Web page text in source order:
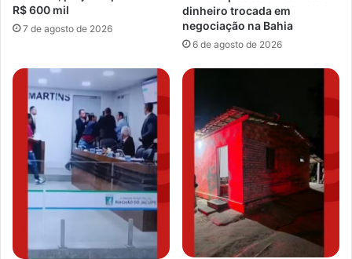
R$ 600 mil
7 de agosto de 2026
dinheiro trocada em
negociação na Bahia
6 de agosto de 2026